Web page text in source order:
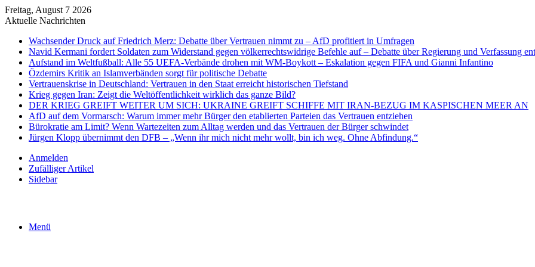
Freitag, August 7 2026
Aktuelle Nachrichten
Wachsender Druck auf Friedrich Merz: Debatte über Vertrauen nimmt zu – AfD profitiert in Umfragen
Navid Kermani fordert Soldaten zum Widerstand gegen völkerrechtswidrige Befehle auf – Debatte über Regierung und Verfassung
Aufstand im Weltfußball: Alle 55 UEFA-Verbände drohen mit WM-Boykott – Eskalation gegen FIFA und Gianni Infantino
Özdemirs Kritik an Islamverbänden sorgt für politische Debatte
Vertrauenskrise in Deutschland: Vertrauen in den Staat erreicht historischen Tiefstand
Krieg gegen Iran: Zeigt die Weltöffentlichkeit wirklich das ganze Bild?
DER KRIEG GREIFT WEITER UM SICH: UKRAINE GREIFT SCHIFFE MIT IRAN-BEZUG IM KASPISCHEN MEER AN
AfD auf dem Vormarsch: Warum immer mehr Bürger den etablierten Parteien das Vertrauen entziehen
Bürokratie am Limit? Wenn Wartezeiten zum Alltag werden und das Vertrauen der Bürger schwindet
Jürgen Klopp übernimmt den DFB – „Wenn ihr mich nicht mehr wollt, bin ich weg. Ohne Abfindung.“
Anmelden
Zufälliger Artikel
Sidebar
Menü